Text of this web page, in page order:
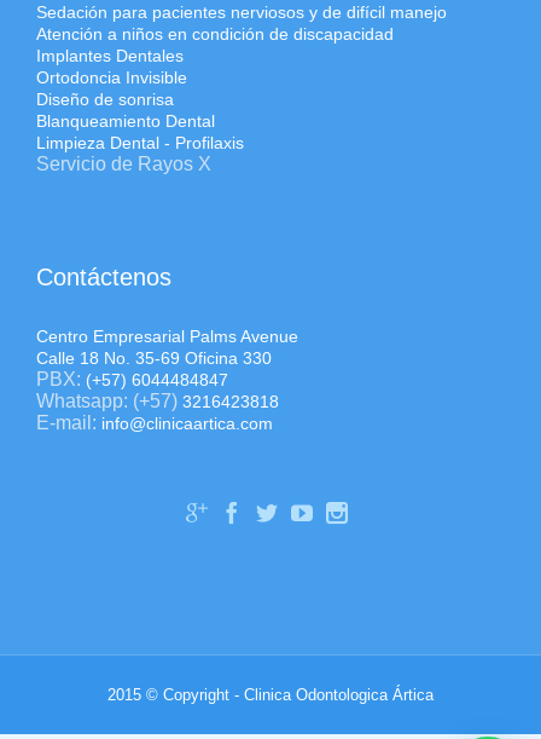
Sedación para pacientes nerviosos y de difícil manejo
Atención a niños en condición de discapacidad
Implantes Dentales
Ortodoncia Invisible
Diseño de sonrisa
Blanqueamiento Dental
Limpieza Dental - Profilaxis
Servicio de Rayos X
Contáctenos
Centro Empresarial Palms Avenue
Calle 18 No. 35-69 Oficina 330
PBX: (+57) 6044484847
Whatsapp: (+57) 3216423818
E-mail: info@clinicaartica.com
    
2015 © Copyright - Clinica Odontologica Ártica